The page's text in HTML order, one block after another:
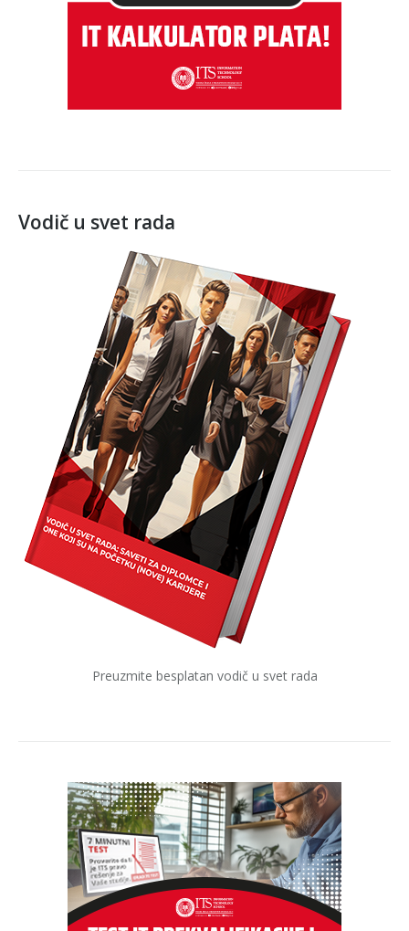
Vodič u svet rada
Preuzmite besplatan vodič u svet rada